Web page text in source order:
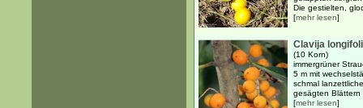
Die gestielten,
[mehr lesen]
Clavija
(10 Korn)
immergrüner
5 m mit
schmal
gesägten Blättern
[mehr lesen]